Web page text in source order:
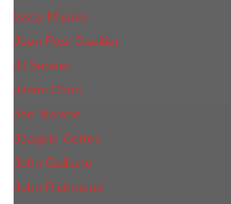
Issey Miyake
Jean Paul Gaultier
Jil Sander
Jimmi Choo
Jое Malоnе
Joaquin Cortes
John Galliano
John Richmond